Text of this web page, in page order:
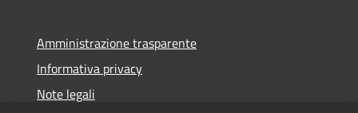
Amministrazione trasparente
Informativa privacy
Note legali